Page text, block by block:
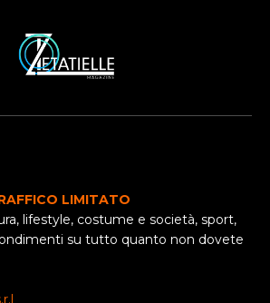
LIMITATO
lifestyle, costume e società, sport,
su tutto quanto non dovete